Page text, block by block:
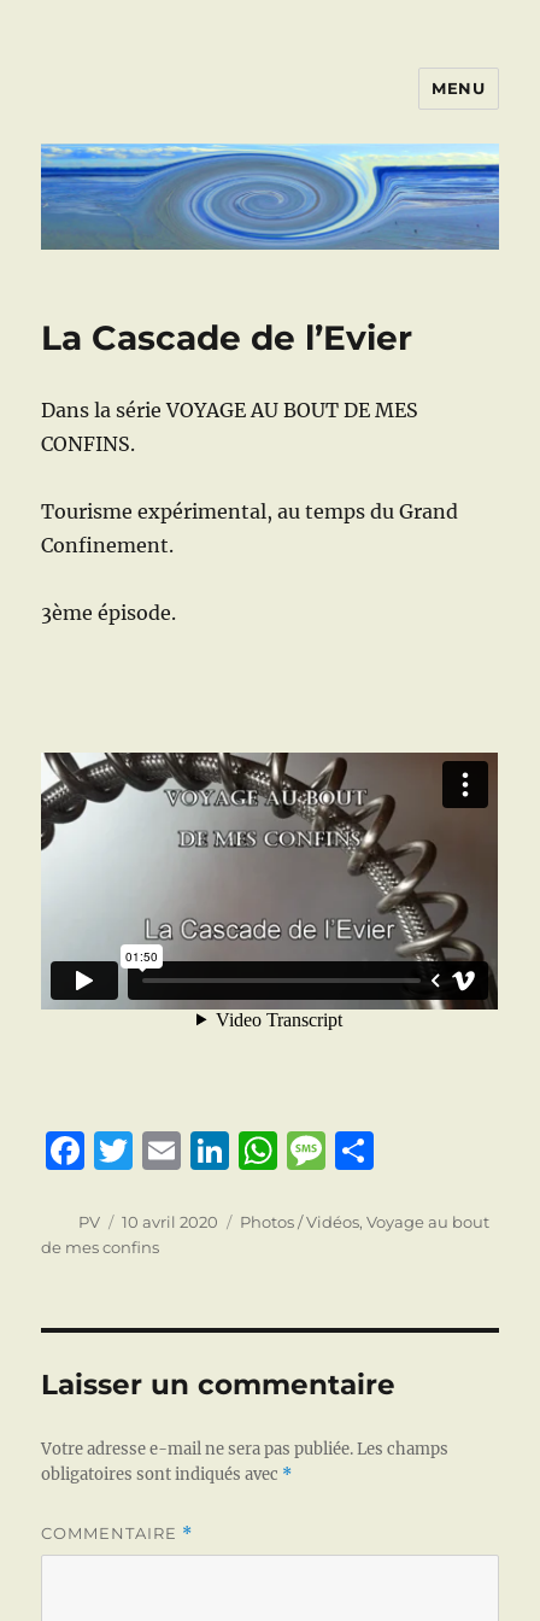
MENU
La Cascade de l’Evier
Dans la série VOYAGE AU BOUT DE MES
CONFINS.
Tourisme expérimental, au temps du Grand
Confinement.
3ème épisode.
F
c
e
o
o
T
it
te
E
ai
Li
k
I
n
W
at
p
p
M
ss
e
rt
er
Auteur
PV
Publié
le
10 avril 2020 Catégories
Photos / Vidéos,Voyage au bout
de mes confins
Laisser un commentaire
Votre adresse e-mail ne sera pas publiée. Les champs
obligatoires sont indiqués avec *
COMMENTAIRE *